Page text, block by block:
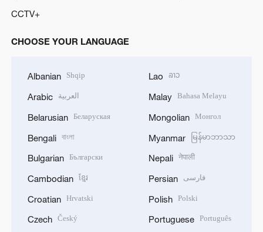
CCTV+
CHOOSE YOUR LANGUAGE
Albanian Shqip
Arabic العربية
Belarusian Беларуская
Bengali বাংলা
Bulgarian Български
Cambodian ខ្មែរ
Croatian Hrvatski
Czech Český
Lao ລາວ
Malay Bahasa Melayu
Mongolian Монгол
Myanmar မြန်မာဘာသာ
Nepali नेपाली
Persian فارسی
Polish Polski
Portuguese Português